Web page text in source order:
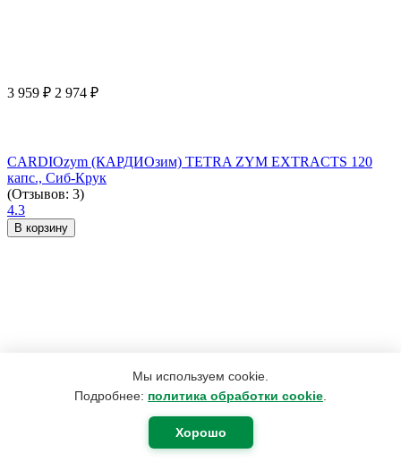
Мы используем cookie.
Подробнее: политика обработки cookie
Хорошо
3 959 ₽ 2 974 ₽
CARDIOzym (КАРДИОзим) TETRA ZYM EXTRACTS 120
капс., Сиб-Крук
(Отзывов: 3)
4.3
В корзину